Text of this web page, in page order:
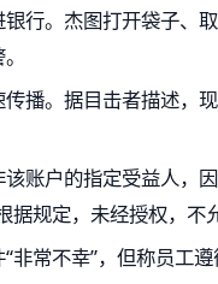
行。杰图打开袋子、
播。据目击者描述，
账户的指定受益人，
据规定，未经授权，不
非常不幸”，但称员工